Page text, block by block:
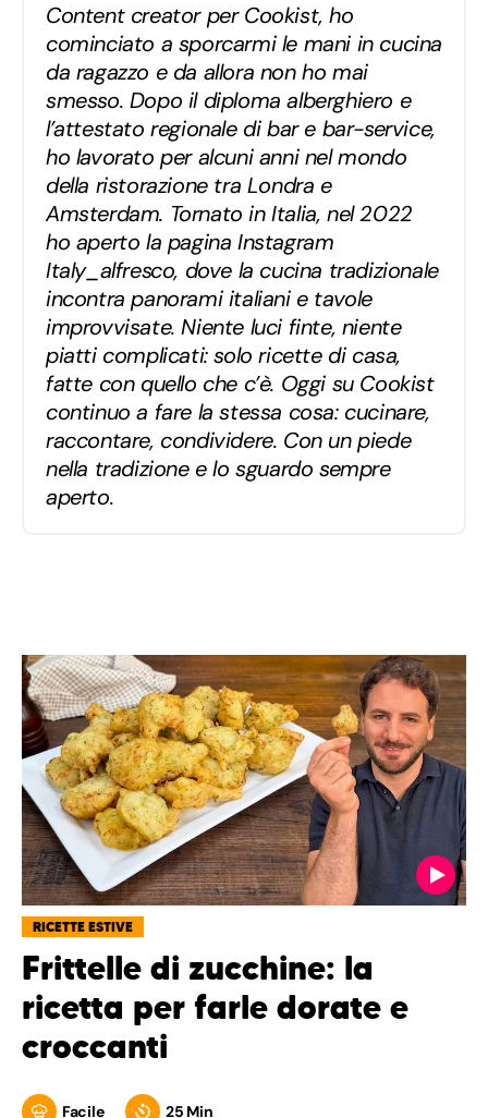
Content creator per Cookist, ho
cominciato a sporcarmi le mani in cucina
da ragazzo e da allora non ho mai
smesso. Dopo il diploma alberghiero e
l’attestato regionale di bar e bar-service,
ho lavorato per alcuni anni nel mondo
della ristorazione tra Londra e
Amsterdam. Tornato in Italia, nel 2022
ho aperto la pagina Instagram
Italy_alfresco, dove la cucina tradizionale
incontra panorami italiani e tavole
improvvisate. Niente luci finte, niente
piatti complicati: solo ricette di casa,
fatte con quello che c’è. Oggi su Cookist
continuo a fare la stessa cosa: cucinare,
raccontare, condividere. Con un piede
nella tradizione e lo sguardo sempre
aperto.
RICETTE ESTIVE
Frittelle di zucchine: la
ricetta per farle dorate e
croccanti
Facile 25 Min